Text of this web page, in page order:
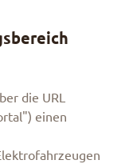
die URL
einen